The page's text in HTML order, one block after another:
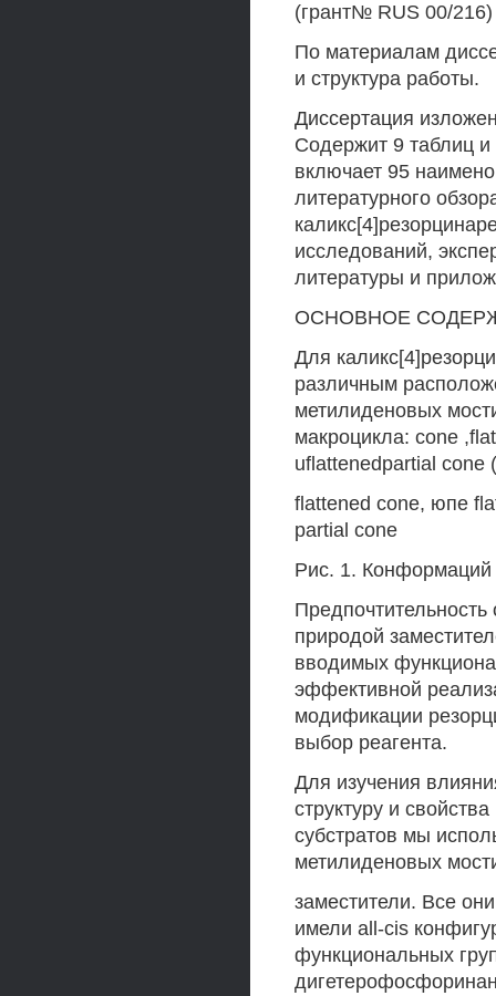
(грант№ RUS 00/
По материалам
и структура работы.
Диссертация
Содержит 9 таблиц и
включает 95
литературного
исследований,
литературы и
ОСНОВНОЕ
Для
различным
метилиденовых
макроцикла: cone
uflattenedpartial cone
flattened cone, юпе
partial cone
Рис. 1. Конформаций
природой
вводимых
эффективной
модификации
выбор реагента.
Для изучения
структуру и
субстратов мы
метилиденовых
заместители. Все
имели all-cis
функциональных